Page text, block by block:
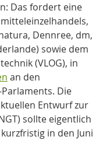
Das fordert eine
Dennree, dm,
sowie dem
(VLOG), in
an den
Parlaments. Die
Entwurf zur
sollte eigentlich
in den Juni